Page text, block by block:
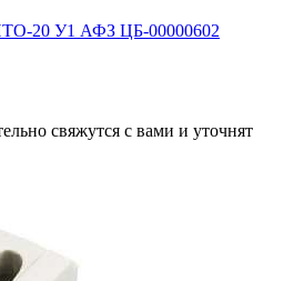
20 У1 АФЗ ЦБ-00000602
свяжутся с вами и уточнят